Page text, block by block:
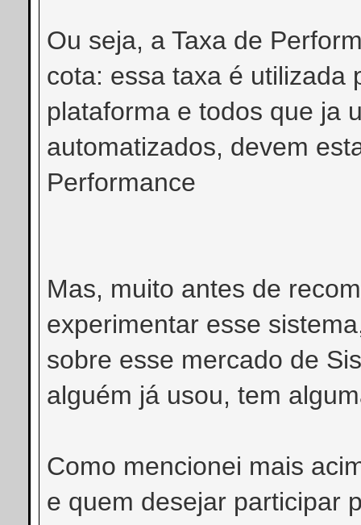
Ou seja, a Taxa de
cota: essa taxa é utilizada
plataforma e todos que ja
automatizados, devem
Performance
Mas, muito antes de
experimentar esse
sobre esse mercado de
alguém já usou, tem
Como mencionei mais
e quem desejar participar